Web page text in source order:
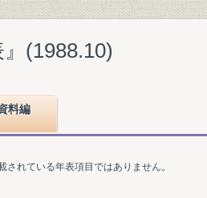
(1988.10)
料編
れている年表項目ではありません。